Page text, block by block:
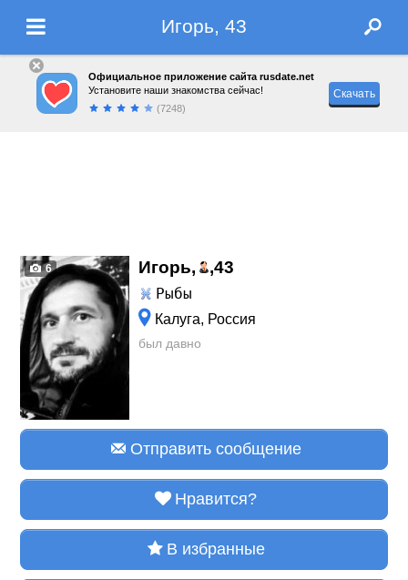
Игорь, 43
Официальное приложение сайта rusdate.net
Установите наши знакомства сейчас!
(7248)
Скачать
6 Игорь, ,43
Рыбы
Калуга, Россия
был давно
Отправить сообщение
Нравится?
В избранные